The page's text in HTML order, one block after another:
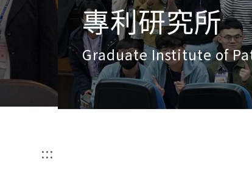
專利研究所
Graduate Institute of Patent
:::